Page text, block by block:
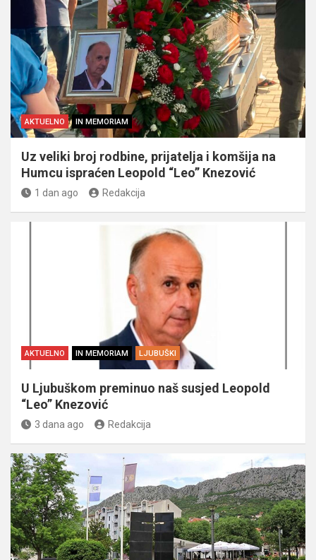
AKTUELNO IN MEMORIAM
Uz veliki broj rodbine, prijatelja i komšija na
Humcu ispraćen Leopold “Leo” Knezović
1 dan ago Redakcija
AKTUELNO IN MEMORIAM LJUBUŠKI
U Ljubuškom preminuo naš susjed Leopold
“Leo” Knezović
3 dana ago Redakcija